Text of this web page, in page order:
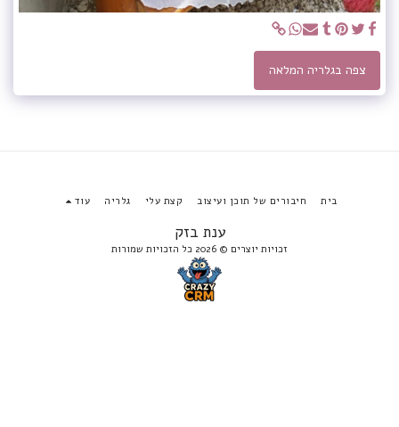
צפה בגלריה המלאה
ענת בזק
זכויות יוצרים © 2026 כל הזכויות שמורות
בית חיבורים של תוכן ועיצוב קצת עלי גלריה עוד